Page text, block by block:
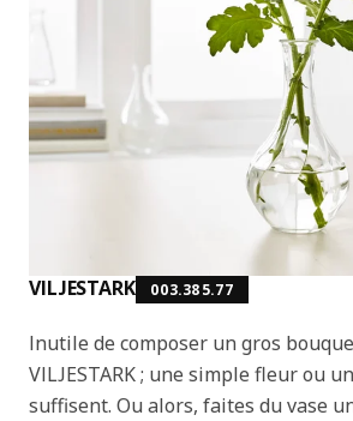
VILJESTARK 003.385.77
Inutile de composer un gros
VILJESTARK ; une simple fleur ou
suffisent. Ou alors, faites du vase